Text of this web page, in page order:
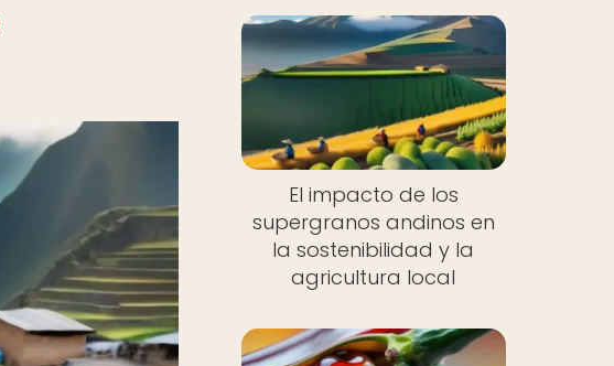
El impacto de los
supergranos andinos en
la sostenibilidad y la
agricultura local